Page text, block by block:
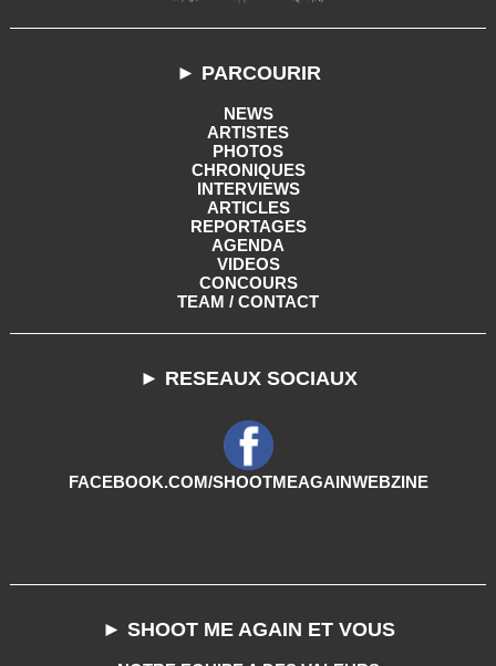
► PARCOURIR
NEWS
ARTISTES
PHOTOS
CHRONIQUES
INTERVIEWS
ARTICLES
REPORTAGES
AGENDA
VIDEOS
CONCOURS
TEAM / CONTACT
► RESEAUX SOCIAUX
FACEBOOK.COM/SHOOTMEAGAINWEBZINE
► SHOOT ME AGAIN ET VOUS